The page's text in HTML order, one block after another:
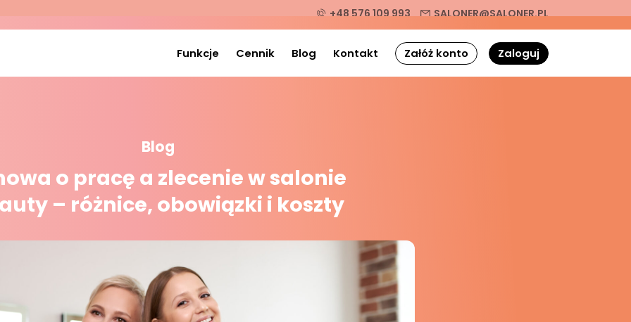
+48 576 109 993 SALONER@SALONER.PL
Funkcje Cennik Blog Kontakt Załóż konto Zaloguj
Blog
o pracę a zlecenie w salonie
– różnice, obowiązki i koszty